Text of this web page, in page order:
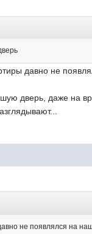
давно не
дверь, даже
не появлялся на